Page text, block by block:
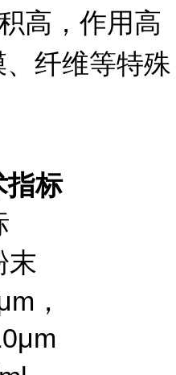
高，作用高
纤维等特殊
指标
末
，